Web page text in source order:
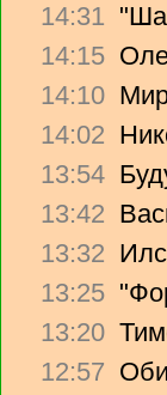
14:31
14:15
14:10
14:02
13:54
13:42
13:32
13:25
13:20
12:57